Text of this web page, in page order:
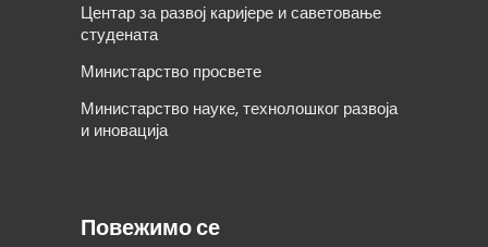
Центар за развој каријере и саветовање
студената
Министарство просвете
Министарство науке, технолошког развоја
и иновација
Повежимо се